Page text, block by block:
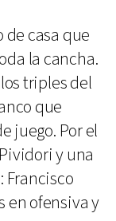
de casa que
la cancha.
triples del
que
juego. Por el
y una
Francisco
en ofensiva y